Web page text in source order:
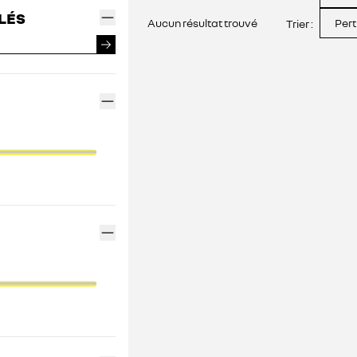
FINANCEMENT GEMY
CONTACTEZ UN MÉDIATEUR
Aucun résultat trouvé Trier :